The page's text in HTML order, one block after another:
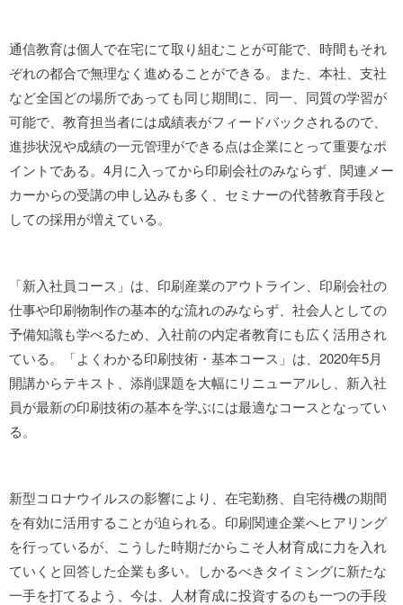
通信教育は個人で在宅にて取り組むことが可能で、時間もそれ
ぞれの都合で無理なく進めることができる。また、本社、支社
など全国どの場所であっても同じ期間に、同一、同質の学習が
可能で、教育担当者には成績表がフィードバックされるので、
進捗状況や成績の一元管理ができる点は企業にとって重要なポ
イントである。4月に入ってから印刷会社のみならず、関連メー
カーからの受講の申し込みも多く、セミナーの代替教育手段と
しての採用が増えている。
「新入社員コース」は、印刷産業のアウトライン、印刷会社の
仕事や印刷物制作の基本的な流れのみならず、社会人としての
予備知識も学べるため、入社前の内定者教育にも広く活用され
ている。「よくわかる印刷技術・基本コース」は、2020年5月
開講からテキスト、添削課題を大幅にリニューアルし、新入社
員が最新の印刷技術の基本を学ぶには最適なコースとなってい
る。
新型コロナウイルスの影響により、在宅勤務、自宅待機の期間
を有効に活用することが迫られる。印刷関連企業へヒアリング
を行っているが、こうした時期だからこそ人材育成に力を入れ
ていくと回答した企業も多い。しかるべきタイミングに新たな
一手を打てるよう、今は、人材育成に投資するのも一つの手段